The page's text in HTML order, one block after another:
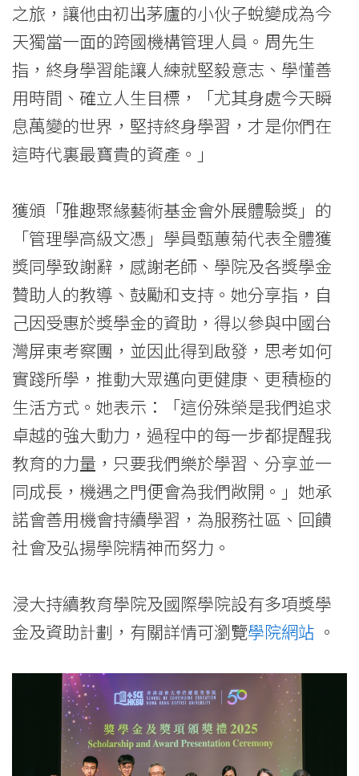
香
港
浸
會
學
之旅，讓他由初出茅廬的小伙子蛻變成為今
天獨當一面的跨國機構管理人員。周先生
指，終身學習能讓人練就堅毅意志、學懂善
用時間、確立人生目標，「尤其身處今天瞬
息萬變的世界，堅持終身學習，才是你們在
這時代裏最寶貴的資產。」
獲頒「雅趣聚緣藝術基金會外展體驗獎」的
「管理學高級文憑」學員甄蕙菊代表全體獲
獎同學致謝辭，感謝老師、學院及各獎學金
贊助人的教導、鼓勵和支持。她分享指，自
己因受惠於獎學金的資助，得以參與中國台
灣屏東考察團，並因此得到啟發，思考如何
實踐所學，推動大眾邁向更健康、更積極的
生活方式。她表示：「這份殊榮是我們追求
卓越的強大動力，過程中的每一步都提醒我
教育的力量，只要我們樂於學習、分享並一
同成長，機遇之門便會為我們敞開。」她承
諾會善用機會持續學習，為服務社區、回饋
社會及弘揚學院精神而努力。
浸大持續教育學院及國際學院設有多項獎學
金及資助計劃，有關詳情可瀏覽學院網站 。